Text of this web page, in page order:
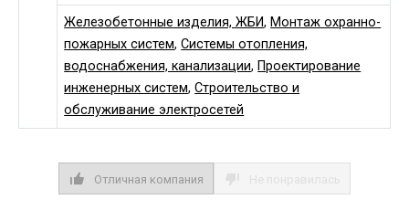
Железобетонные изделия, ЖБИ, Монтаж охранно-
пожарных систем,Системы отопления,
водоснабжения, канализации, Проектирование
инженерных систем,Строительство и
обслуживание электросетей
Отличная компания